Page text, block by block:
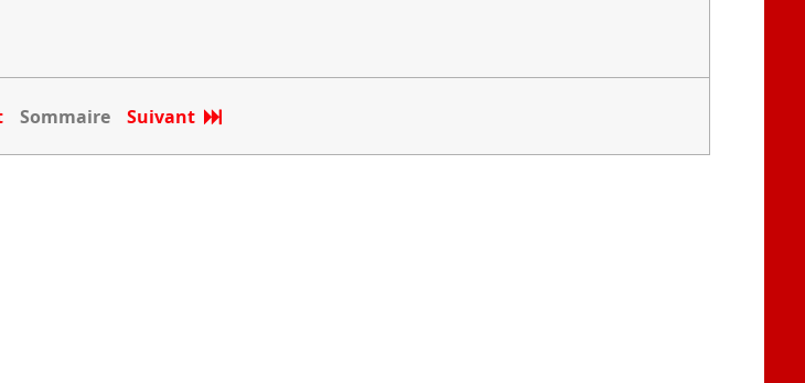
Sommaire Suivant